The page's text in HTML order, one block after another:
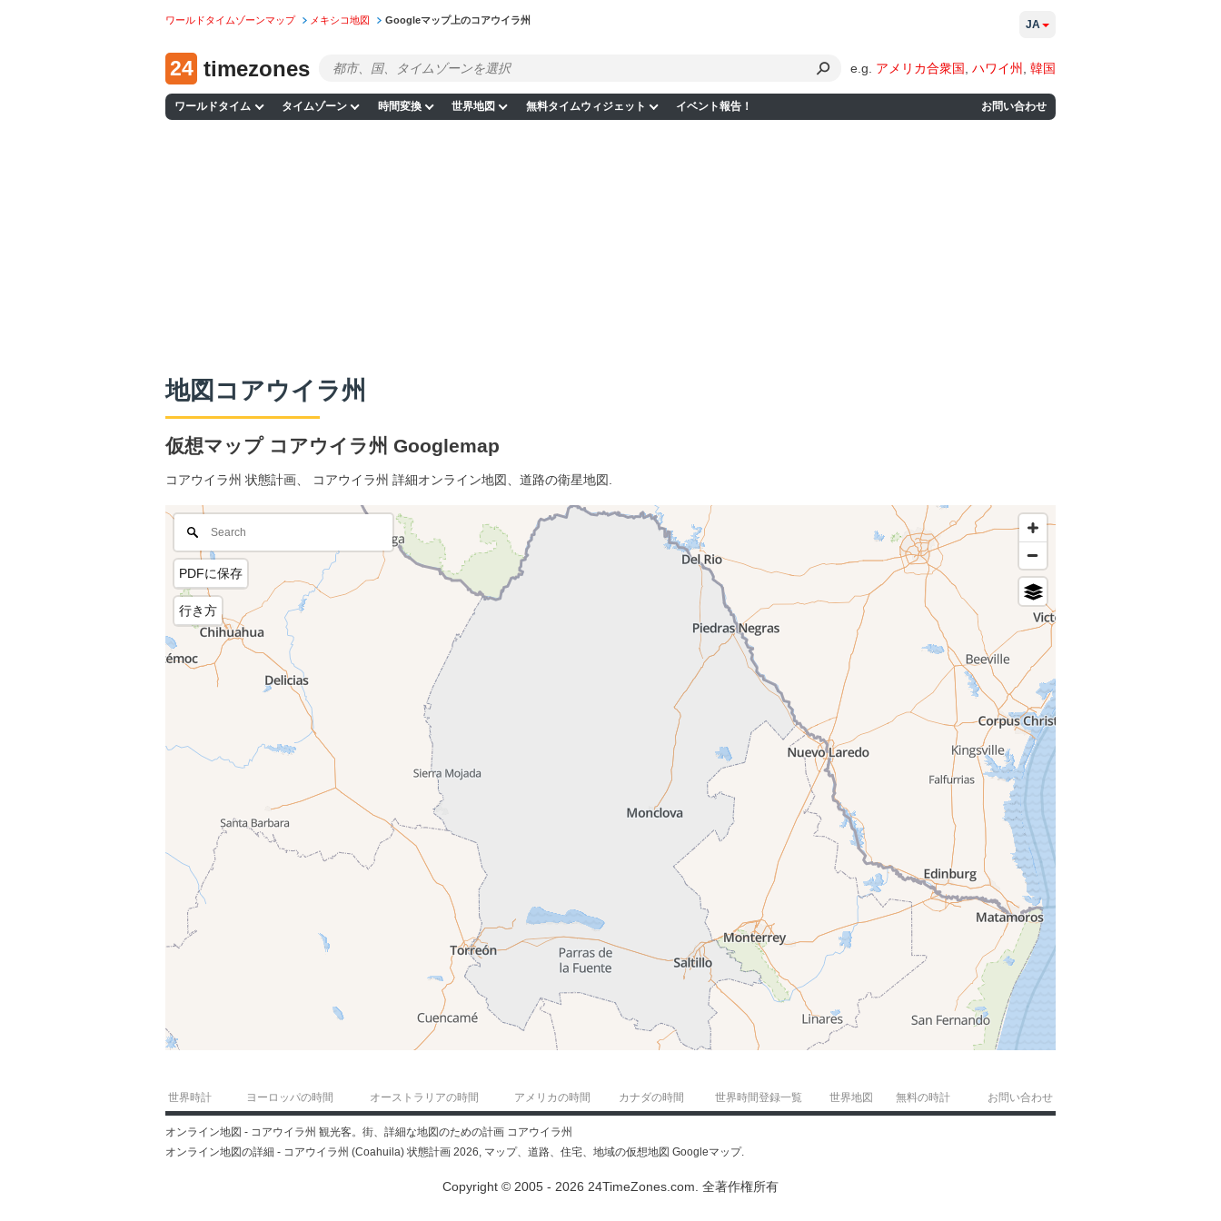
ワールドタイムゾーンマップ メキシコ地図 Googleマップ上のコアウイラ州
24 timezones e.g. アメリカ合衆国 ハワイ州 韓国
ワールドタイム タイムゾーン 時間変換 世界地図 無料タイムウィジェット イベント報告！ お問い合わせ
JA
地図コアウイラ州
仮想マップ コアウイラ州 Googlemap
コアウイラ州 状態計画、 コアウイラ州 詳細オンライン地図、道路の衛星地図.
PDFに保存
行き方
世界時計 ヨーロッパの時間 オーストラリアの時間 アメリカの時間 カナダの時間 世界時間登録一覧 世界地図 無料の時計 お問い合わせ
オンライン地図 - コアウイラ州 観光客。街、詳細な地図のための計画 コアウイラ州
オンライン地図の詳細 - コアウイラ州 (Coahuila) 状態計画 2026, マップ、道路、住宅、地域の仮想地図 Googleマップ.
Copyright © 2005 - 2026 24TimeZones.com. 全著作権所有